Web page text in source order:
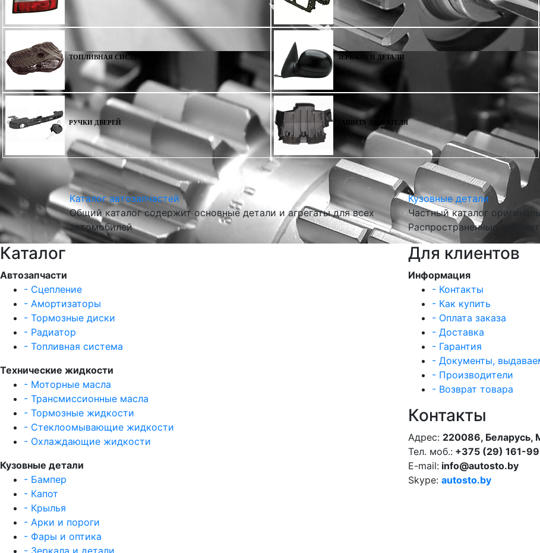
ТОПЛИВНАЯ СИСТЕМА ЗЕРКАЛА И ДЕТАЛИ
РУЧКИ ДВЕРЕЙ ЗАЩИТА ДВИГАТЕЛЯ
Каталог автозапчастей
Общий каталог содержит основные детали и агрегаты для всех
автомобилей
Кузовные детали
Частный каталог
Распространенные
Каталог
Автозапчасти
- Сцепление
- Амортизаторы
- Тормозные диски
- Радиатор
- Топливная система
Технические жидкости
- Моторные масла
- Трансмиссионные масла
- Тормозные жидкости
- Стеклоомывающие жидкости
- Охлаждающие жидкости
Кузовные детали
- Бампер
- Капот
- Крылья
- Арки и пороги
- Фары и оптика
- Зеркала и детали
Для клиентов
Информация
- Контакты
- Как купить
- Оплата заказа
- Доставка
- Гарантия
- Документы,
- Производители
- Возврат товара
Контакты
Адрес: 220086, Беларусь,
Тел. моб.: +375 (29) 161-
E-mail: info@autosto.by
Skype: autosto.by